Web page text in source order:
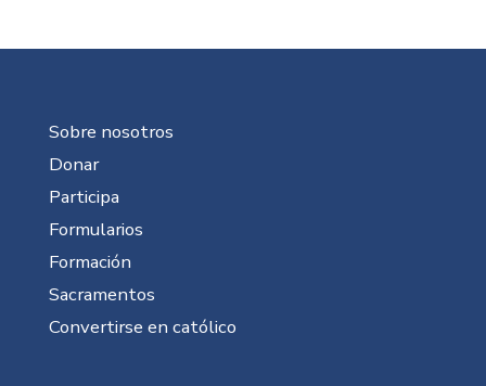
Sobre nosotros
Donar
Participa
Formularios
Formación
Sacramentos
Convertirse en católico